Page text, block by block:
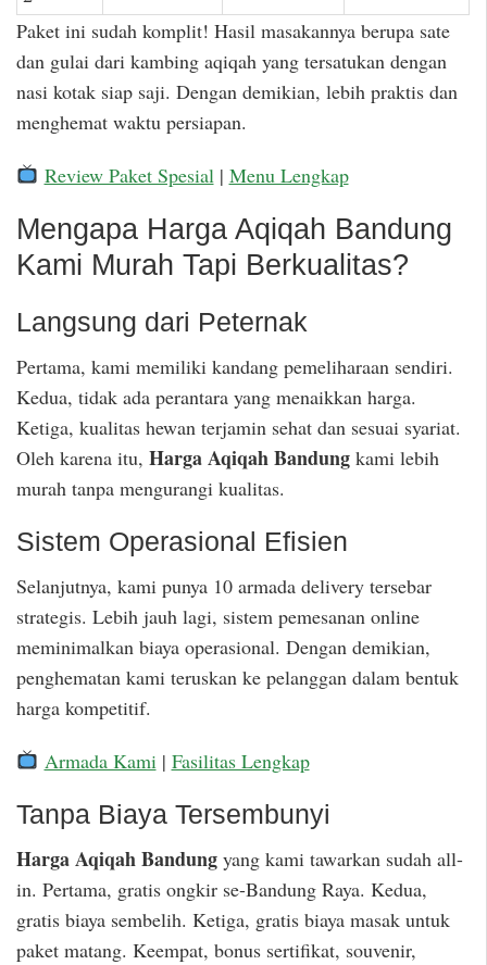
Paket ini sudah komplit! Hasil masakannya berupa sate
dan gulai dari kambing aqiqah yang tersatukan dengan
nasi kotak siap saji. Dengan demikian, lebih praktis dan
menghemat waktu persiapan.
Review Paket Spesial | Menu Lengkap
Mengapa Harga Aqiqah Bandung
Kami Murah Tapi Berkualitas?
Langsung dari Peternak
Pertama, kami memiliki kandang pemeliharaan sendiri.
Kedua, tidak ada perantara yang menaikkan harga.
Ketiga, kualitas hewan terjamin sehat dan sesuai syariat.
Oleh karena itu, Harga Aqiqah Bandung kami lebih
murah tanpa mengurangi kualitas.
Sistem Operasional Efisien
Selanjutnya, kami punya 10 armada delivery tersebar
strategis. Lebih jauh lagi, sistem pemesanan online
meminimalkan biaya operasional. Dengan demikian,
penghematan kami teruskan ke pelanggan dalam bentuk
harga kompetitif.
Armada Kami | Fasilitas Lengkap
Tanpa Biaya Tersembunyi
Harga Aqiqah Bandung yang kami tawarkan sudah all-
in. Pertama, gratis ongkir se-Bandung Raya. Kedua,
gratis biaya sembelih. Ketiga, gratis biaya masak untuk
paket matang. Keempat, bonus sertifikat, souvenir,